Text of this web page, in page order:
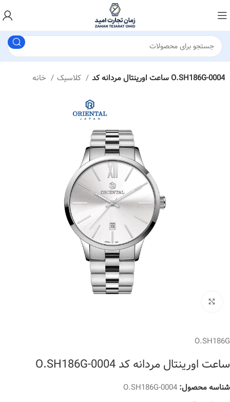
کلاسیک ساعت اورینتال مردانه کد O.SH186G-0004
O.SH186G
ساعت اورینتال مردانه کد O.SH186G-0004
شناسه محصول:O.SH186G-0004